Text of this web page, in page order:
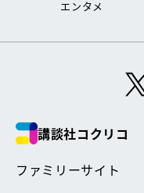
エンタメ
講談社コクリコ
ファミリーサイト